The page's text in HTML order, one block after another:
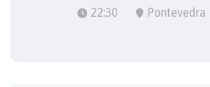
22:30 Pontevedra